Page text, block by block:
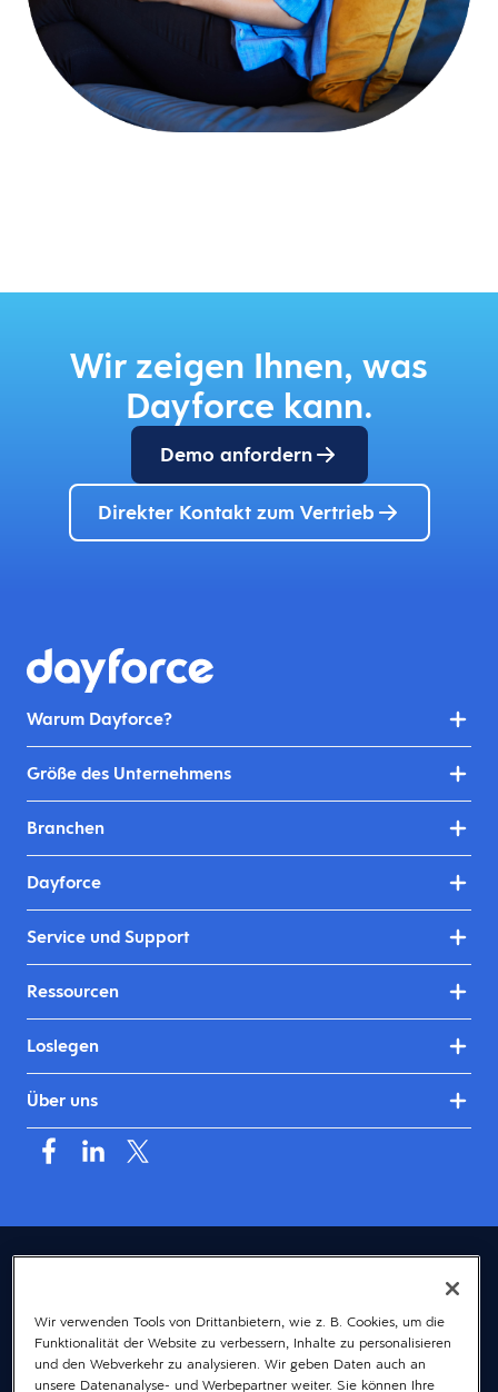
Wir zeigen Ihnen, was
Dayforce kann.
Demo anfordern
Direkter Kontakt zum Vertrieb
Warum Dayforce?
Größe des Unternehmens
Branchen
Dayforce
Service und Support
Ressourcen
Loslegen
Über uns
© 2026 Dayforce
Datenschutz
Bedingungen
Accessibility
Wir verwenden Tools von Drittanbietern, wie z. B. Cookies, um die
Funktionalität der Website zu verbessern, Inhalte zu personalisieren
und den Webverkehr zu analysieren. Wir geben Daten auch an
unsere Datenanalyse- und Werbepartner weiter. Sie können Ihre